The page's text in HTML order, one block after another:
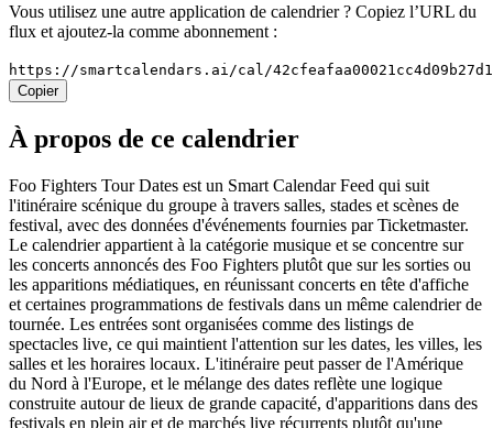
Vous utilisez une autre application de calendrier ? Copiez l’URL du
flux et ajoutez-la comme abonnement :
https://smartcalendars.ai/cal/
Copier
À propos de ce calendrier
Foo Fighters Tour Dates est un Smart Calendar Feed qui suit
l'itinéraire scénique du groupe à travers salles, stades et scènes de
festival, avec des données d'événements fournies par Ticketmaster.
Le calendrier appartient à la catégorie musique et se concentre sur
les concerts annoncés des Foo Fighters plutôt que sur les sorties ou
les apparitions médiatiques, en réunissant concerts en tête d'affiche
et certaines programmations de festivals dans un même calendrier de
tournée. Les entrées sont organisées comme des listings de
spectacles live, ce qui maintient l'attention sur les dates, les villes, les
salles et les horaires locaux. L'itinéraire peut passer de l'Amérique
du Nord à l'Europe, et le mélange des dates reflète une logique
construite autour de lieux de grande capacité, d'apparitions dans des
festivals en plein air et de marchés live récurrents plutôt qu'une